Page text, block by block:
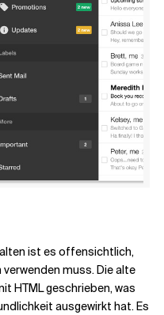
ist es offensichtlich,
muss. Die alte
HTML geschrieben, was
ausgewirkt hat. Es